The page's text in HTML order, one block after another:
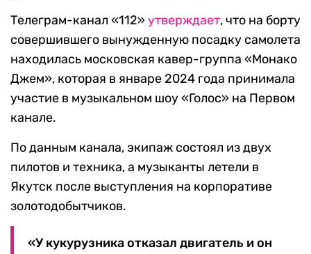
Телеграм-канал «112»утверждает, что на борту
совершившего вынужденную посадку самолета
находилась московская кавер-группа «Монако
Джем», которая в январе 2024 года принимала
участие в музыкальном шоу «Голос» на Первом
канале.
По данным канала, экипаж состоял из двух
пилотов и техника, а музыканты летели в
Якутск после выступления на корпоративе
золотодобытчиков.
«У кукурузника отказал двигатель и он